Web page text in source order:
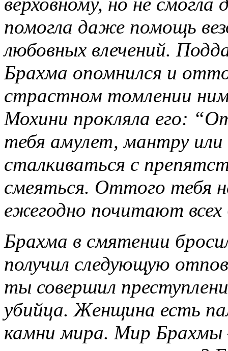
помогла даже помощь
любовных влечений.
Брахма опомнился и
страстном томлении
Мохини прокляла его:
тебя амулет, мантру
сталкиваться с
смеяться. Оттого тебя
ежегодно почитают всех
Брахма в смятении
получил следующую
ты совершил
убийца. Женщина есть
камни мира. Мир